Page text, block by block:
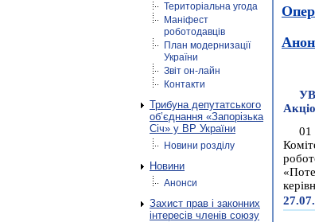
Територіальна угода
Маніфест
роботодавців
План модернизації
України
Звіт он-лайн
Контакти
Трибуна депутатського
об’єднання «Запорізька
Січ» у ВР України
Новини розділу
Новини
Анонси
Захист прав і законних
інтересів членів союзу
01